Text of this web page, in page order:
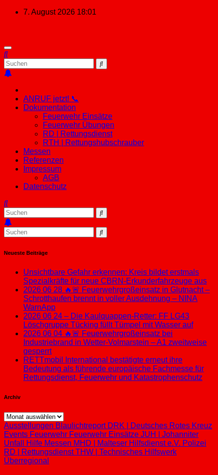
Zum
7. August 2026 18:01
ANRUF jetzt! 📞
Dokumentation
Feuerwehr Einsätze
Feuerwehr Übungen
RD | Rettungsdienst
RTH | Rettungshubschrauber
Messen
Referenzen
Impressum
AGB
Datenschutz
Neueste Beiträge
Unsichtbare Gefahr erkennen: Kreis bildet erstmals
Spezialkräfte für neue CBRN-Erkunderfahrzeuge aus
2026 06 28 🔥🚨 Feuerwehrgroßeinsatz in Glutnacht –
Schrotthaufen brennt in voller Ausdehnung – NINA
WarnApp
2026 06 24 – Die Kaulquappen-Retter: FF LG43
Löschgruppe Tücking füllt Tümpel mit Wasser auf
2026 06 04 🔥🚨 Feuerwehrgroßeinsatz bei
Industriebrand in Wetter-Volmarstein – A1 zweitweise
gesperrt
RETTmobil International bestätigte erneut ihre
Bedeutung als führende europäische Fachmesse für
Rettungsdienst, Feuerwehr und Katastrophenschutz
Archiv
Archiv
Ausstellungen Blaulichtreport DRK | Deutsches Rotes Kreuz
Events Feuerwehr Feuerwehr Einsätze JUH | Johanniter
Unfall Hilfe Messen MHD | Malteser Hilfsdienst e.V. Polizei
RD | RettungsdienstTHW | Technisches Hilfswerk
Überregional